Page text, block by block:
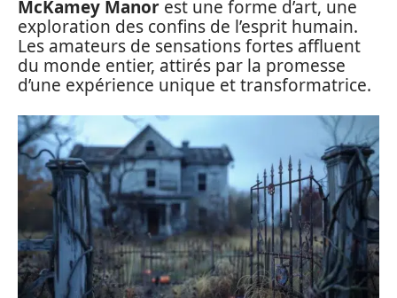
McKamey Manor est une forme d’art, une
exploration des confins de l’esprit humain.
Les amateurs de sensations fortes affluent
du monde entier, attirés par la promesse
d’une expérience unique et transformatrice.